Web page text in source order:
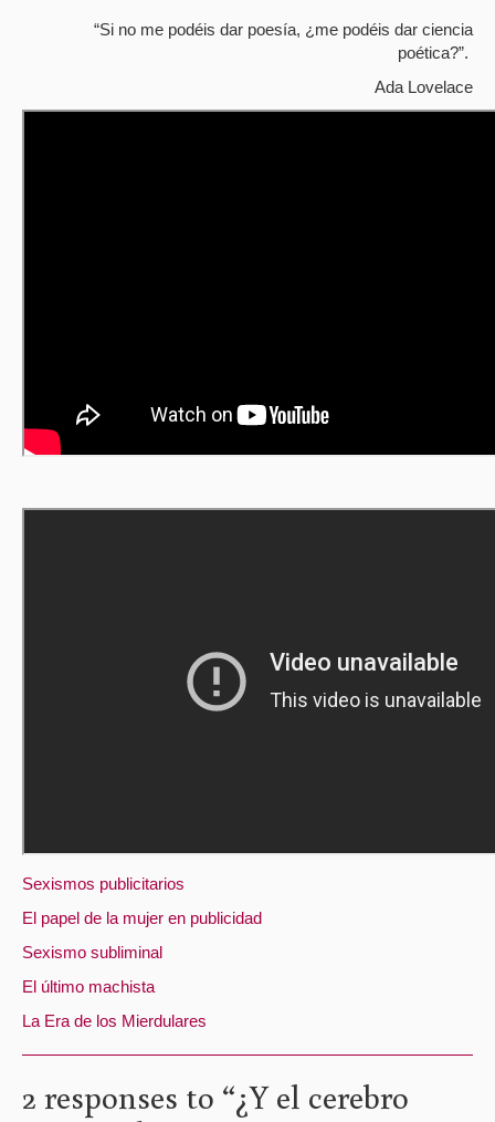
“Si no me podéis dar poesía, ¿me podéis dar ciencia
poética?”.
Ada Lovelace
Sexismos publicitarios
El papel de la mujer en publicidad
Sexismo subliminal
El último machista
La Era de los Mierdulares
2 responses to “¿Y el cerebro